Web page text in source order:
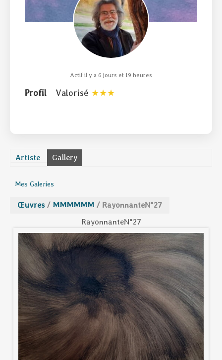
Actif il y a 6 jours et 19 heures
Profil Valorisé
Artiste Gallery
Mes Galeries
Œuvres / MMMMMM / RayonnanteN°27
RayonnanteN°27